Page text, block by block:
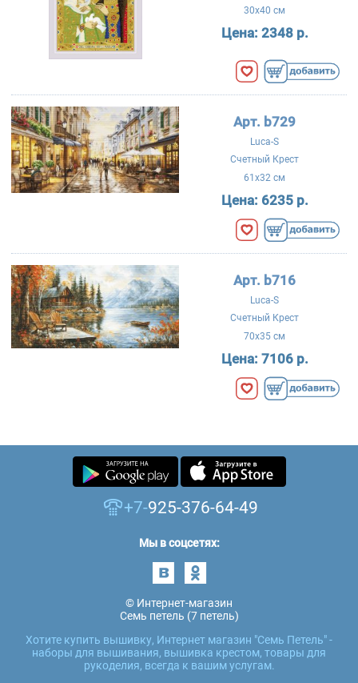
30x40 см
Цена: 2348 р.
Арт. b729
Luca-S
Счетный Крест
61x32 см
Цена: 6235 р.
Арт. b716
Luca-S
Счетный Крест
70x35 см
Цена: 7106 р.
+7-925-376-64-49
Мы в соцсетях:
© Интернет-магазин
Семь петель (7 петель)
Хотите купить вышивку, Интернет магазин "Семь Петель" -
наборы для вышивания, вышивка крестом, товары для
рукоделия, всегда к вашим услугам.